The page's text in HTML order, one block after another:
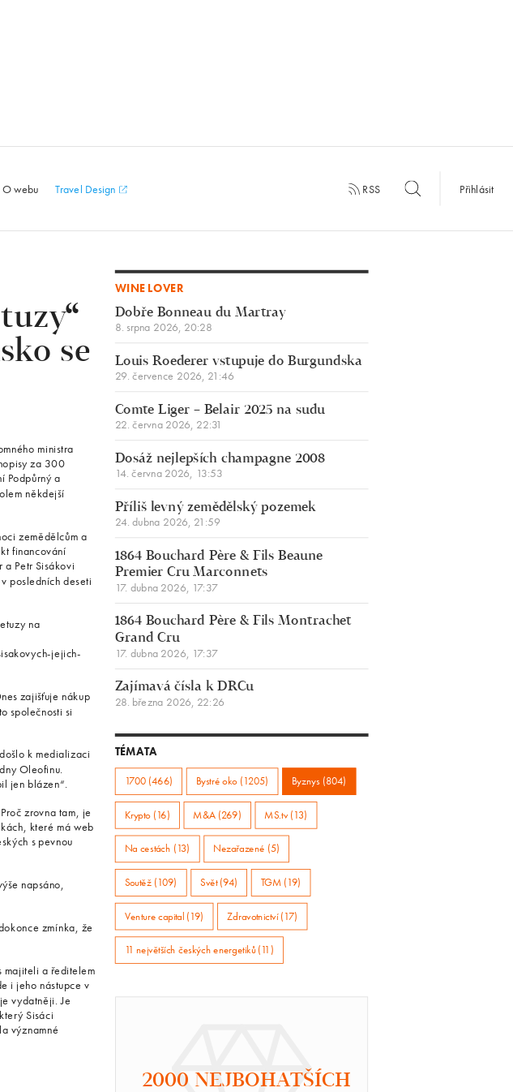
O webu Travel Design RSS Přihlásit
se
ministra
za 300
Podpůrný a
někdejší
zemědělcům a
financování
Petr Sisákovi
posledních deseti
na
jejich-
zajišťuje nákup
společnosti si
k medializaci
Oleofinu.
jen blázen“.
zrovna tam, je
které má web
s pevnou
napsáno,
zmínka, že
majiteli a ředitelem
i jeho nástupce v
vydatněji. Je
Sisáci
významné
WINE LOVER
Dobře Bonneau du Martray
8. srpna 2026, 20:28
Louis Roederer vstupuje do Burgundska
29. července 2026, 21:46
Comte Liger – Belair 2025 na sudu
22. června 2026, 22:31
Dosáž nejlepších champagne 2008
14. června 2026, 13:53
Příliš levný zemědělský pozemek
24. dubna 2026, 21:59
1864 Bouchard Père & Fils Beaune
Premier Cru Marconnets
17. dubna 2026, 17:37
1864 Bouchard Père & Fils Montrachet
Grand Cru
17. dubna 2026, 17:37
Zajímavá čísla k DRCu
28. března 2026, 22:26
TÉMATA
1700 (466) Bystré oko (1205) Byznys (804)
Krypto (16) M&A (269) MS.tv (13)
Na cestách (13) Nezařazené (5)
Soutěž (109) Svět (94) TGM (19)
Venture capital (19) Zdravotnictví (17)
11 největších českých energetiků (11)
2000 NEJBOHATŠÍCH